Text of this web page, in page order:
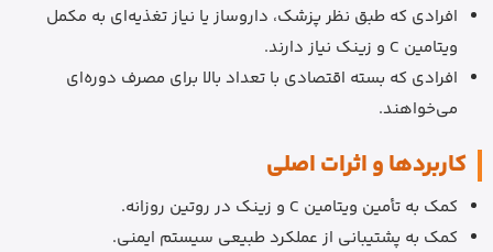
افرادی که طبق نظر پزشک، داروساز یا نیاز تغذیه‌ای به مکمل
ویتامین C و زینک نیاز دارند.
افرادی که بسته اقتصادی با تعداد بالا برای مصرف دوره‌ای
می‌خواهند.
کاربردها و اثرات اصلی
کمک به تأمین ویتامین C و زینک در روتین روزانه.
کمک به پشتیبانی از عملکرد طبیعی سیستم ایمنی.